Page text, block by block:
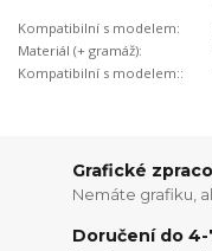
Kompatibilní s modelem:
Materiál (+ gramáž):
Kompatibilní s modelem::
Grafické
Nemáte grafiku,
Doručení do